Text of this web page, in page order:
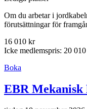
Om du arbetar i
förutsättningar för
16 010 kr
Icke medlemspris: 20
Boka
EBR Mekanisk